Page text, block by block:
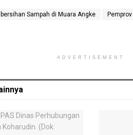
Sampah di Muara Angke
ADVERTISEMENT